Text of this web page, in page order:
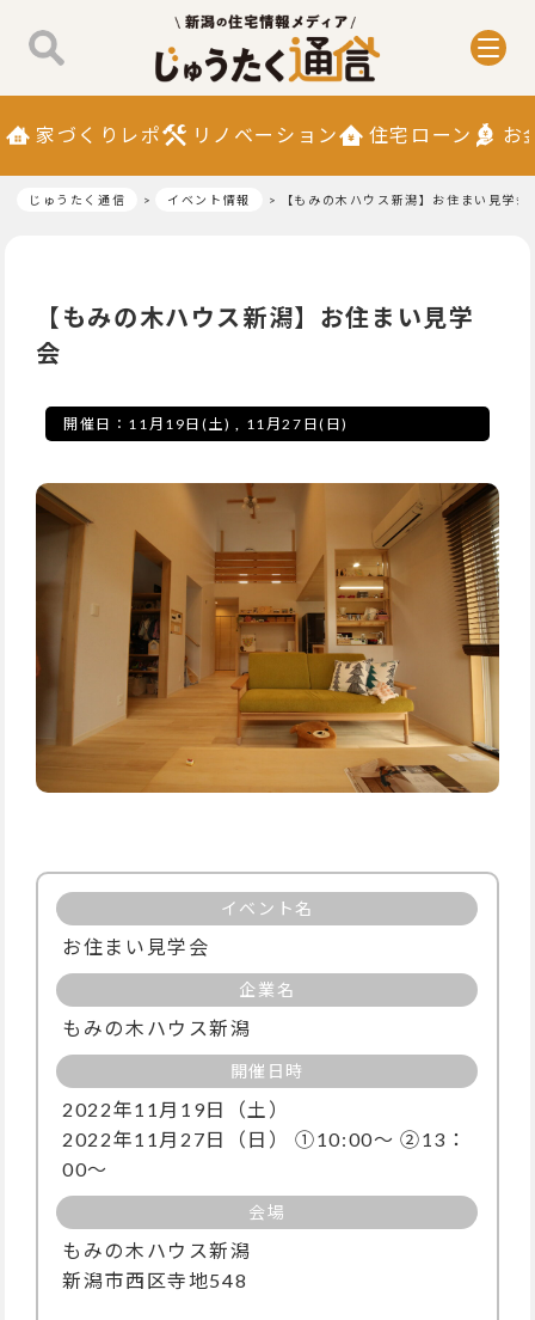
家づくりレポ リノベーション 住宅ローン お
じゅうたく通信 イベント情報 【もみの木ハウス新潟】お住まい見学会
【もみの木ハウス新潟】お住まい見学
会
開催日： 11月19日(土) , 11月27日(日)
イベント名
お住まい見学会
企業名
もみの木ハウス新潟
開催日時
2022年11月19日（土）
2022年11月27日（日） ①10:00〜 ②13：
00～
会場
もみの木ハウス新潟
新潟市西区寺地548